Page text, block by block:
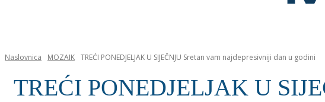
Naslovnica MOZAIK TREĆI PONEDJELJAK U SIJEČNJU Sretan vam najdepresivniji dan u godini
TREĆI PONEDJELJAK U